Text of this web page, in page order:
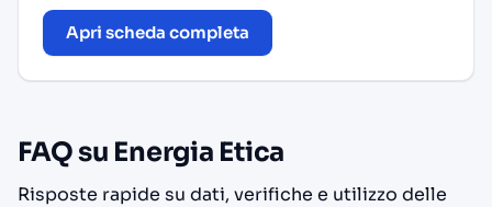
Apri scheda completa
FAQ su Energia Etica
Risposte rapide su dati, verifiche e utilizzo delle